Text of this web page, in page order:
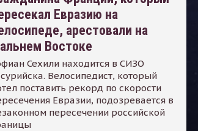
Евразию на
арестовали на
Востоке
Сехили находится в СИЗО
Велосипедист, который
поставить рекорд по скорости
Евразии, подозревается в
пересечении российской